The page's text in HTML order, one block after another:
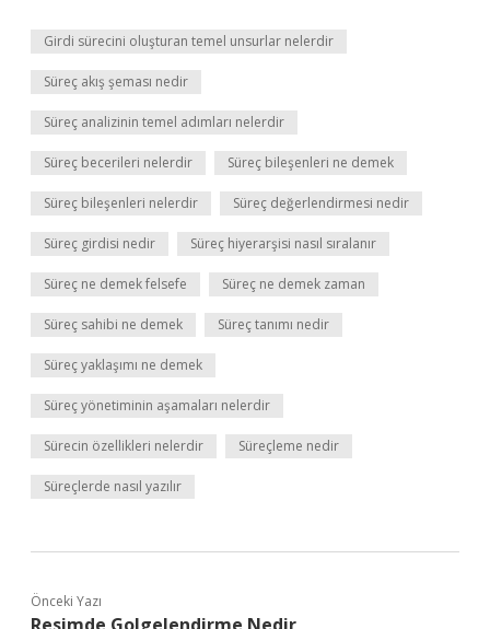
Girdi sürecini oluşturan temel unsurlar nelerdir
Süreç akış şeması nedir
Süreç analizinin temel adımları nelerdir
Süreç becerileri nelerdir Süreç bileşenleri ne demek
Süreç bileşenleri nelerdir Süreç değerlendirmesi nedir
Süreç girdisi nedir Süreç hiyerarşisi nasıl sıralanır
Süreç ne demek felsefe Süreç ne demek zaman
Süreç sahibi ne demek Süreç tanımı nedir
Süreç yaklaşımı ne demek
Süreç yönetiminin aşamaları nelerdir
Sürecin özellikleri nelerdir Süreçleme nedir
Süreçlerde nasıl yazılır
Önceki Yazı